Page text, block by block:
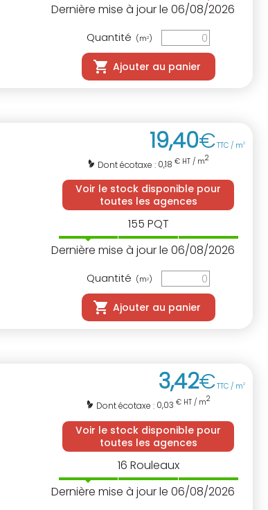
Dernière mise à jour le 06/08/2026
Quantité (m2)
Ajouter au panier
19,40€TTC / m2
Dont écotaxe : 0,18 € HT / m2
Voir le stock disponible pour
toutes les agences
155 PQT
Dernière mise à jour le 06/08/2026
Quantité (m2)
Ajouter au panier
3,42€TTC / m2
Dont écotaxe : 0,03 € HT / m2
Voir le stock disponible pour
toutes les agences
16 Rouleaux
Dernière mise à jour le 06/08/2026